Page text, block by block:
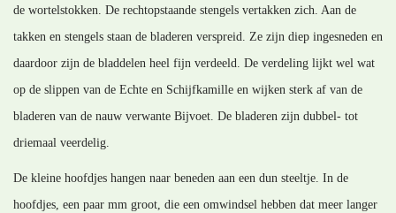
de wortelstokken. De rechtopstaande stengels vertakken zich. Aan de
takken en stengels staan de bladeren verspreid. Ze zijn diep ingesneden en
daardoor zijn de bladdelen heel fijn verdeeld. De verdeling lijkt wel wat
op de slippen van de Echte en Schijfkamille en wijken sterk af van de
bladeren van de nauw verwante Bijvoet. De bladeren zijn dubbel- tot
driemaal veerdelig.
De kleine hoofdjes hangen naar beneden aan een dun steeltje. In de
hoofdjes, een paar mm groot, die een omwindsel hebben dat meer langer